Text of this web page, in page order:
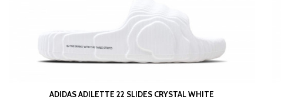
ADIDAS ADILETTE 22 SLIDES CRYSTAL WHITE